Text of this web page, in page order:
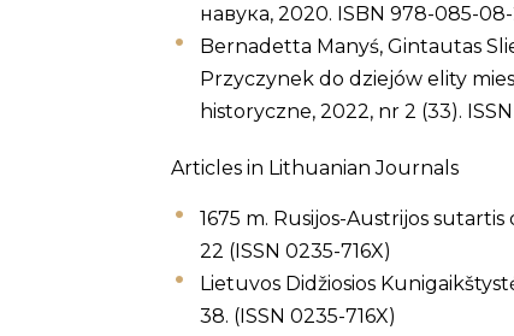
навука, 2020. ISBN 978-085-08-
Bernadetta Manyś, Gintautas
Przyczynek do dziejów elity
historyczne, 2022, nr 2 (33). ISSN
Articles in Lithuanian Journals
1675 m. Rusijos-Austrijos
22 (ISSN 0235-716X)
Lietuvos Didžiosios
38. (ISSN 0235-716X)